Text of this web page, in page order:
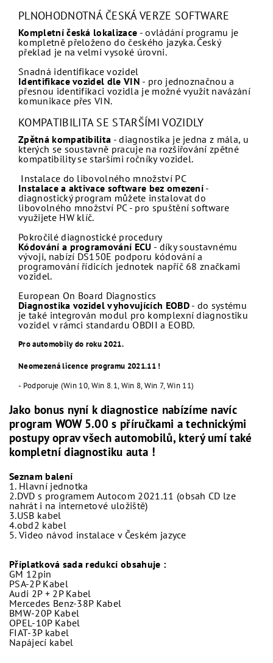
PLNOHODNOTNÁ ČESKÁ VERZE SOFTWARE
Kompletní česká lokalizace - ovládání programu je
kompletně přeloženo do českého jazyka. Český
překlad je na velmi vysoké úrovni.
Snadná identifikace vozidel
Identifikace vozidel dle VIN - pro jednoznačnou a
přesnou identifikaci vozidla je možné využít navázání
komunikace přes VIN.
KOMPATIBILITA SE STARŠÍMI VOZIDLY
Zpětná kompatibilita - diagnostika je jedna z mála, u
kterých se soustavně pracuje na rozšiřování zpětné
kompatibility se staršími ročníky vozidel.
Instalace do libovolného množství PC
Instalace a aktivace software bez omezení -
diagnostický program můžete instalovat do
libovolného množství PC - pro spuštění software
využijete HW klíč.
Pokročilé diagnostické procedury
Kódování a programování ECU - díky soustavnému
vývoji, nabízí DS150E podporu kódování a
programování řídicích jednotek napříč 68 značkami
vozidel.
European On Board Diagnostics
Diagnostika vozidel vyhovujících EOBD- do systému
je také integrován modul pro komplexní diagnostiku
vozidel v rámci standardu OBDII a EOBD.
Pro automobily do roku 2021.
Neomezená licence programu 2021.11 !
- Podporuje (Win 10, Win 8.1, Win 8, Win 7, Win 11)
Jako bonus nyní k diagnostice nabízíme navíc
program WOW 5.00 s příručkami a technickými
postupy oprav všech automobilů, který umí také
kompletní diagnostiku auta !
Seznam balení
1. Hlavní jednotka
2.DVD s programem Autocom 2021.11 (obsah CD lze
nahrát i na internetové uložiště)
3.USB kabel
4.obd2 kabel
5. Video návod instalace v Českém jazyce
Příplatková sada redukcí obsahuje :
GM 12pin
PSA-2P Kabel
Audi 2P + 2P Kabel
Mercedes Benz-38P Kabel
BMW-20P Kabel
OPEL-10P Kabel
FIAT-3P kabel
Napájecí kabel